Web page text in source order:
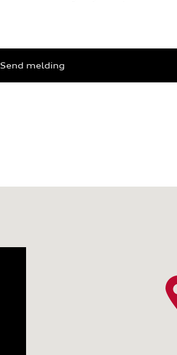
Send melding